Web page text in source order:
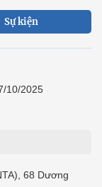
Sự kiện
10/2025
68 Dương